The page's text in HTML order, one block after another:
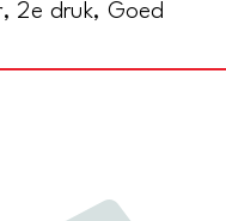
2e druk, Goed